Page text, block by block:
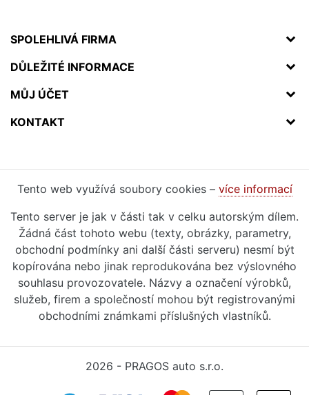
SPOLEHLIVÁ FIRMA
DŮLEŽITÉ INFORMACE
MŮJ ÚČET
KONTAKT
Tento web využívá soubory cookies – více informací
Tento server je jak v části tak v celku autorským dílem.
Žádná část tohoto webu (texty, obrázky, parametry,
obchodní podmínky ani další části serveru) nesmí být
kopírována nebo jinak reprodukována bez výslovného
souhlasu provozovatele. Názvy a označení výrobků,
služeb, firem a společností mohou být registrovanými
obchodními známkami příslušných vlastníků.
2026 - PRAGOS auto s.r.o.